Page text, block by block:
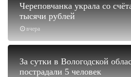
вчера
Череповчанка украла со
тысячи рублей
За сутки в Вологодской
пострадали 5 человек